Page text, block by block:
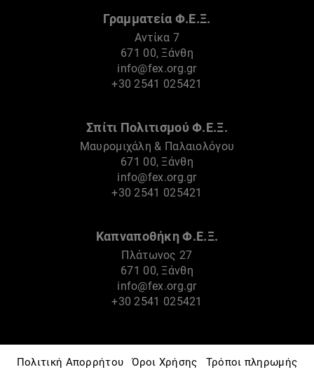
Γραμματεία Φ.Ε.Ξ.
Αντίκα 7
671 00, Ξάνθη
info@fex.org.gr
+30 2541 025421
Σπίτι Πολιτισμού Φ.Ε.Ξ.
Μαυρομιχάλη & Παλαιολόγου
671 00, Ξάνθη
info@fex.org.gr
+30 2541 025421
Καπναποθήκη Φ.Ε.Ξ.
Πλάτωνος 27
671 00, Ξάνθη
info@fex.org.gr
+30 2541 025421
Πολιτική Απορρήτου Όροι Χρήσης Τρόποι πληρωμής